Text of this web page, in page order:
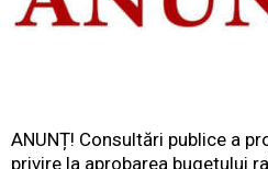
ANUNȚ! Consultări publice a
privire la aprobarea bugetului